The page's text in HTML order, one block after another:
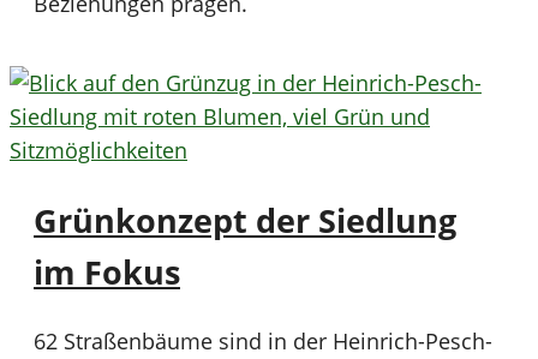
Grünkonzept der Siedlung
im Fokus
62 Straßenbäume sind in der Heinrich-Pesch-